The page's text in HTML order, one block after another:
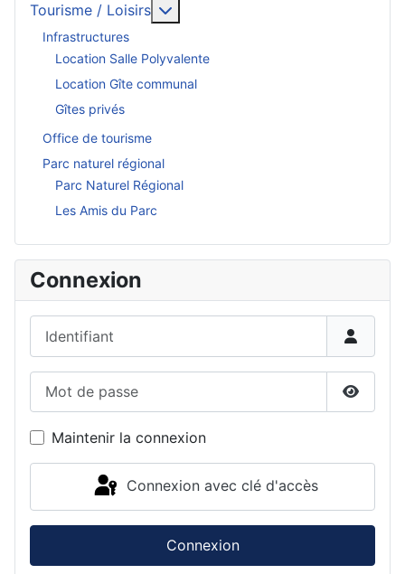
Tourisme / Loisirs
Infrastructures
Location Salle Polyvalente
Location Gîte communal
Gîtes privés
Office de tourisme
Parc naturel régional
Parc Naturel Régional
Les Amis du Parc
Connexion
Maintenir la connexion
Connexion avec clé d'accès
Connexion